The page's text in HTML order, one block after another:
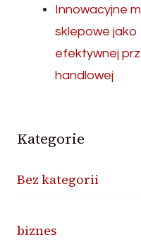
Innowacyjne
sklepowe jako
efektywnej
handlowej
Kategorie
Bez kategorii
biznes